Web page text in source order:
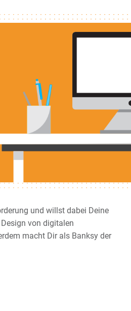
und willst dabei Deine
von digitalen
macht Dir als Banksy der
Dann bist Du bei uns genau